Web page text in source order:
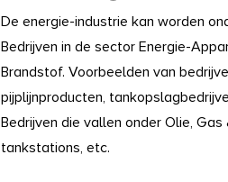
De energie-industrie kan worden
Bedrijven in de sector Energie-
Brandstof. Voorbeelden van
pijplijnproducten,
Bedrijven die vallen onder Olie,
tankstations, etc.